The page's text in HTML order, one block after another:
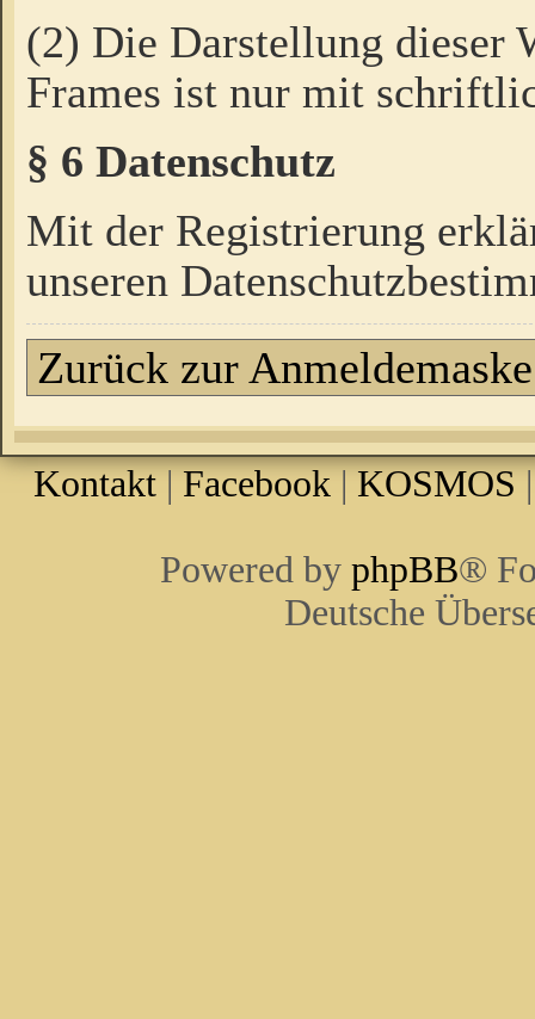
(2) Die Darstellung dieser
Frames ist nur mit
§ 6 Datenschutz
Mit der Registrierung
unseren
Zurück zur Anmeldemaske
Kontakt | Facebook | KOSMOS
Powered by phpBB®
Deutsche